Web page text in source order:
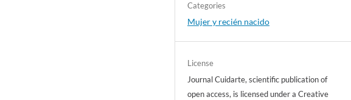
Categories
Mujer y recién nacido
License
Journal Cuidarte, scientific publication of
open access, is licensed under a Creative